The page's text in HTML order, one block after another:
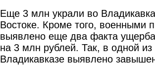
Еще 3 млн украли во
Востоке. Кроме того, военными
выявлено еще два факта ущерба
на 3 млн рублей. Так, в одной из
Владикавказе выявлено